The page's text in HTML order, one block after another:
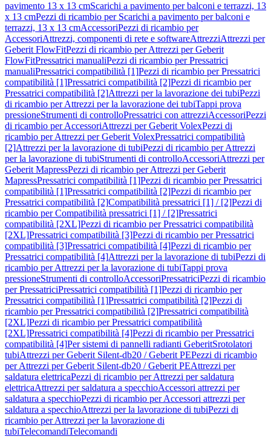
pavimento 13 x 13 cmScarichi a pavimento per balconi e terrazzi, 13
x 13 cmPezzi di ricambio per Scarichi a pavimento per balconi e
terrazzi, 13 x 13 cmAccessoriPezzi di ricambio per
AccessoriAttrezzi, componenti di rete e softwareAttrezziAttrezzi per
Geberit FlowFitPezzi di ricambio per Attrezzi per Geberit
FlowFitPressatrici manualiPezzi di ricambio per Pressatrici
manualiPressatrici compatibilità [1]Pezzi di ricambio per Pressatrici
compatibilità [1]Pressatrici compatibilità [2]Pezzi di ricambio per
Pressatrici compatibilità [2]Attrezzi per la lavorazione dei tubiPezzi
di ricambio per Attrezzi per la lavorazione dei tubiTappi prova
pressioneStrumenti di controlloPressatrici con attrezziAccessoriPezzi
di ricambio per AccessoriAttrezzi per Geberit VolexPezzi di
ricambio per Attrezzi per Geberit VolexPressatrici compatibilità
[2]Attrezzi per la lavorazione di tubiPezzi di ricambio per Attrezzi
per la lavorazione di tubiStrumenti di controlloAccessoriAttrezzi per
Geberit MapressPezzi di ricambio per Attrezzi per Geberit
MapressPressatrici compatibilità [1]Pezzi di ricambio per Pressatrici
compatibilità [1]Pressatrici compatibilità [2]Pezzi di ricambio per
Pressatrici compatibilità [2]Compatibilità pressatrici [1] / [2]Pezzi di
ricambio per Compatibilità pressatrici [1] / [2]Pressatrici
compatibilità [2XL]Pezzi di ricambio per Pressatrici compatibilità
[2XL]Pressatrici compatibilità [3]Pezzi di ricambio per Pressatrici
compatibilità [3]Pressatrici compatibilità [4]Pezzi di ricambio per
Pressatrici compatibilità [4]Attrezzi per la lavorazione di tubiPezzi di
ricambio per Attrezzi per la lavorazione di tubiTappi prova
pressioneStrumenti di controlloAccessoriPressatriciPezzi di ricambio
per PressatriciPressatrici compatibilità [1]Pezzi di ricambio per
Pressatrici compatibilità [1]Pressatrici compatibilità [2]Pezzi di
ricambio per Pressatrici compatibilità [2]Pressatrici compatibilità
[2XL]Pezzi di ricambio per Pressatrici compatibilità
[2XL]Pressatrici compatibilità [4]Pezzi di ricambio per Pressatrici
compatibilità [4]Per sistemi di pannelli radianti GeberitSrotolatori
tubiAttrezzi per Geberit Silent-db20 / Geberit PEPezzi di ricambio
per Attrezzi per Geberit Silent-db20 / Geberit PEAttrezzi per
saldatura elettricaPezzi di ricambio per Attrezzi per saldatura
elettricaAttrezzi per saldatura a specchioAccessori attrezzi per
saldatura a specchioPezzi di ricambio per Accessori attrezzi per
saldatura a specchioAttrezzi per la lavorazione di tubiPezzi di
ricambio per Attrezzi per la lavorazione di
tubiTelecomandiTelecomandi